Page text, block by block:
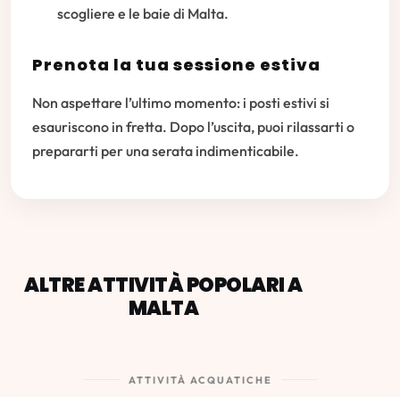
scogliere e le baie di Malta.
Prenota la tua sessione estiva
Non aspettare l’ultimo momento: i posti estivi si
esauriscono in fretta. Dopo l’uscita, puoi rilassarti o
prepararti per una serata indimenticabile.
ALTRE ATTIVITÀ POPOLARI A
MALTA
ATTIVITÀ ACQUATICHE